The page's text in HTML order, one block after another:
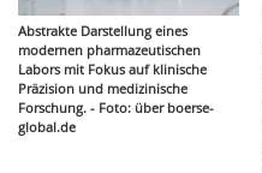
Abstrakte Darstellung eines
modernen pharmazeutischen
Labors mit Fokus auf klinische
Präzision und medizinische
Forschung. - Foto: über boerse-
global.de